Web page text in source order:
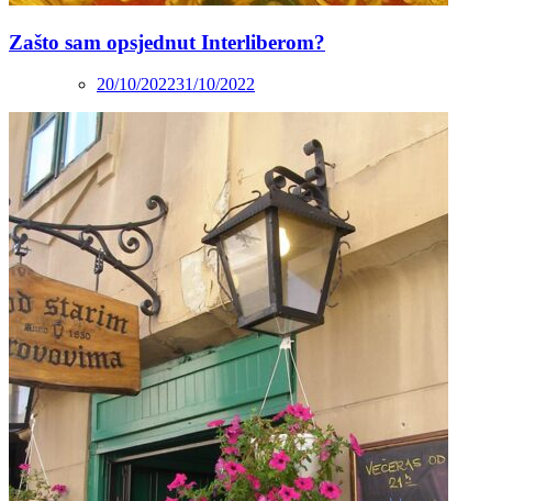
Zašto sam opsjednut Interliberom?
20/10/202231/10/2022